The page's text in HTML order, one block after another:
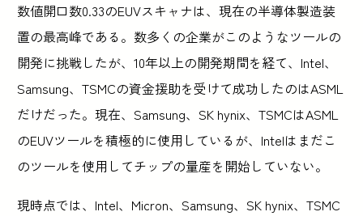
数値開口数0.33のEUVスキャナは、現在の半導体製造装
置の最高峰である。数多くの企業がこのようなツールの
開発に挑戦したが、10年以上の開発期間を経て、Intel、
Samsung、TSMCの資金援助を受けて成功したのはASML
だけだった。現在、Samsung、SK hynix、TSMCはASML
のEUVツールを積極的に使用しているが、Intelはまだこ
のツールを使用してチップの量産を開始していない。
現時点では、Intel、Micron、Samsung、SK hynix、TSMC